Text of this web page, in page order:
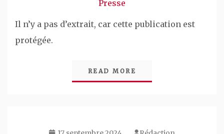
Presse
Il n’y a pas d’extrait, car cette publication est
protégée.
READ MORE